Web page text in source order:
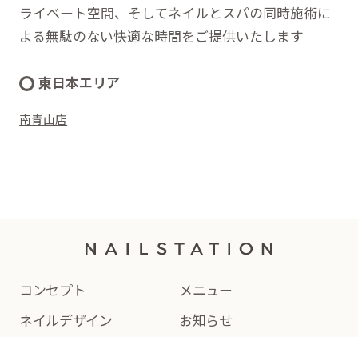
ライベート空間、そしてネイルとスパの同時施術に
よる無駄のない快適な時間をご提供いたします
東日本エリア
南青山店
コンセプト
メニュー
ネイルデザイン
お知らせ